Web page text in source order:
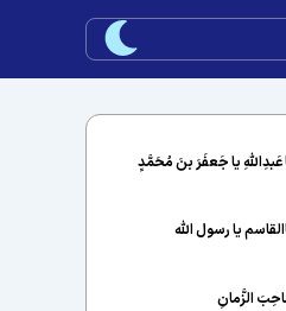
عَبدِاللّهِ یا جَعفَرَ بنَ مُحَمَّدٍ
یا رسول الله
الزَّمانِ